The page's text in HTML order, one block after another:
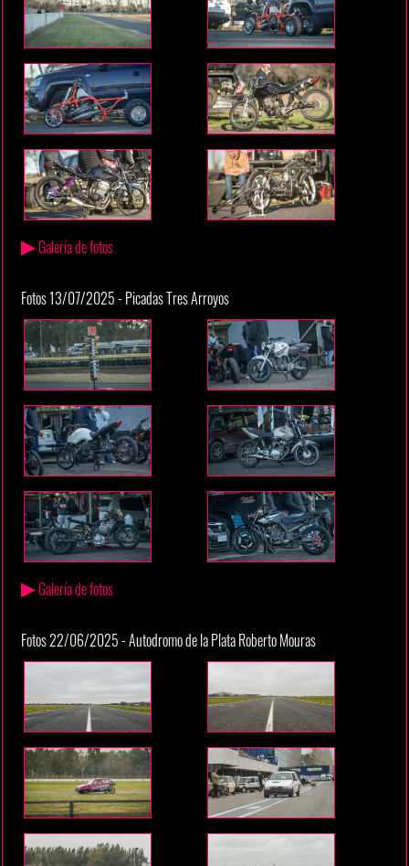
▶Galería de fotos
Fotos 13/07/2025 - Picadas Tres Arroyos
▶Galería de fotos
Fotos 22/06/2025 - Autodromo de la Plata Roberto Mouras